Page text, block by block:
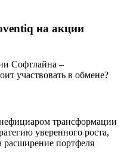
на акции
Софтлайна –
участвовать в обмене?
трансформации
уверенного роста,
расширение портфеля